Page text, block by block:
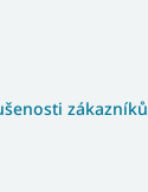
zákazníků